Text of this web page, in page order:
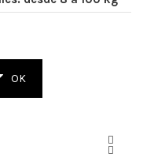
OK

